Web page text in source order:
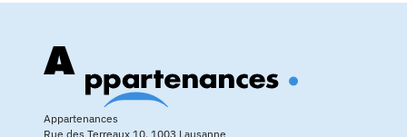
Appartenances
Rue des Terreaux 10, 1003 Lausanne